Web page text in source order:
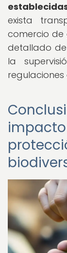
exista
comercio de
detallado
la
regulaciones
impacto